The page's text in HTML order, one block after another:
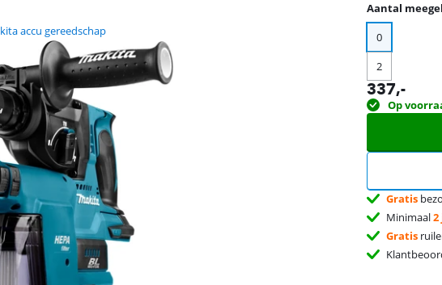
accu gereedschap
Aantal
0
2
337,-
Op
Gratis
Minimaal2
Gratis